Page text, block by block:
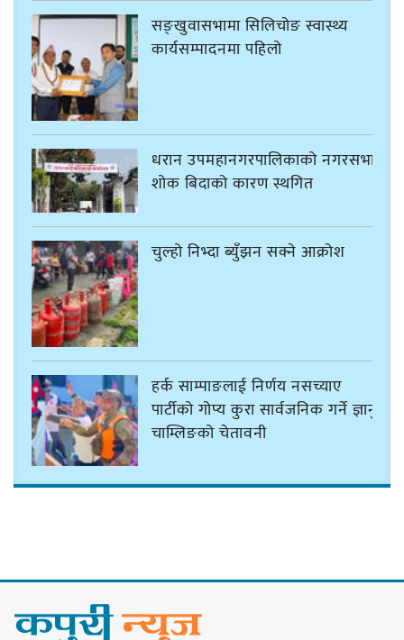
सङ्खुवासभामा सिलिचोङ स्वास्थ्य
कार्यसम्पादनमा पहिलो
धरान उपमहानगरपालिकाको नगरसभा
शोक बिदाको कारण स्थगित
चुल्हो निभ्दा ब्युँझन सक्ने आक्रोश
हर्क साम्पाङलाई निर्णय नसच्याए
पार्टीको गोप्य कुरा सार्वजनिक गर्ने ज्ञानु
चाम्लिङको चेतावनी